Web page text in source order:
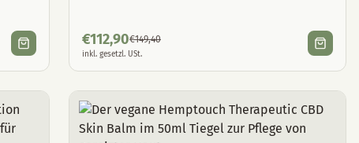
€112,90€149,40
inkl. gesetzl. USt.